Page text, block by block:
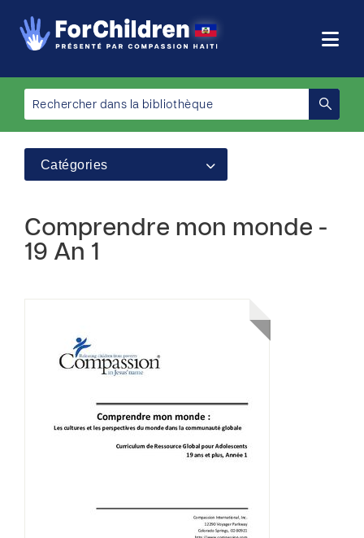
Catégories
Comprendre mon monde -
19 An 1